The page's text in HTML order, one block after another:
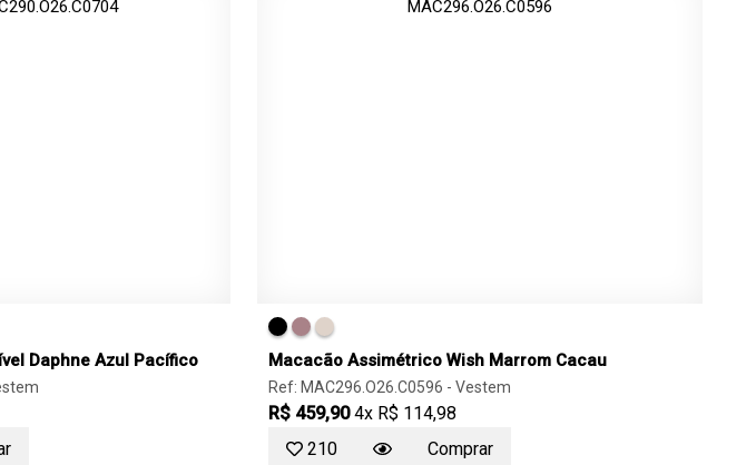
Daphne Azul Pacífico Macacão Assimétrico Wish Marrom Cacau
Ref: MAC296.O26.C0596 - Vestem
R$ 459,90 4x R$ 114,98
210
Comprar